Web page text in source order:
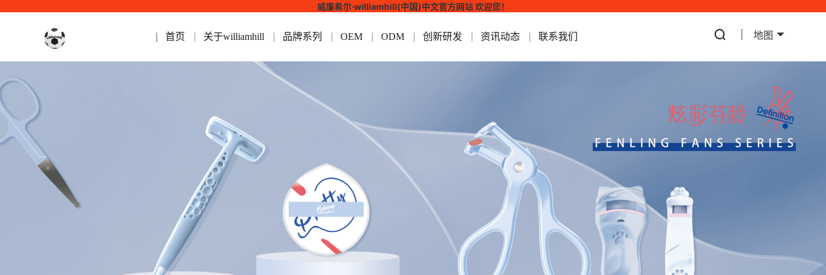
威廉希尔·williamhill(中国)中文官方网站 欢迎您！
首页 关于williamhill 品牌系列 OEM ODM 创新研发 资讯动态 联系我们 地图